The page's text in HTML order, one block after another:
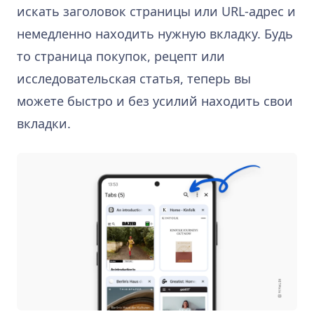
искать заголовок страницы или URL-адрес и
немедленно находить нужную вкладку. Будь
то страница покупок, рецепт или
исследовательская статья, теперь вы
можете быстро и без усилий находить свои
вкладки.